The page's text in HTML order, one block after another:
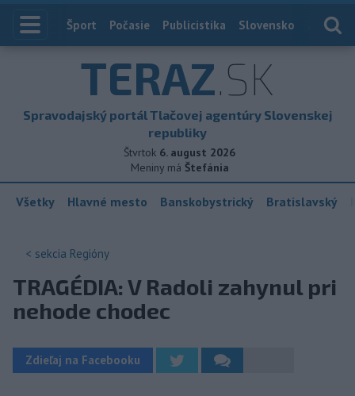
Index
Šport Počasie Publicistika Slovensko
TERAZ.SK
Spravodajský portál Tlačovej agentúry Slovenskej
republiky
Štvrtok 6. august 2026
Meniny má Štefánia
Všetky Hlavné mesto Banskobystrický Bratislavský
< sekcia Regióny
TRAGÉDIA: V Radoli zahynul pri
nehode chodec
Zdieľaj na Facebooku